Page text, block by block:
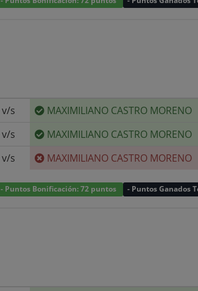
v/s MAXIMILIANO CASTRO MORENO
v/s MAXIMILIANO CASTRO MORENO
v/s MAXIMILIANO CASTRO MORENO
- Puntos Bonificación: 72 puntos - Puntos Ganados